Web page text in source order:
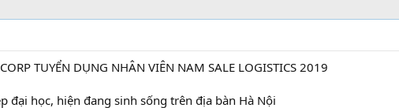
TUYỂN DỤNG NHÂN VIÊN NAM SALE LOGISTICS 2019
đại học, hiện đang sinh sống trên địa bàn Hà Nội